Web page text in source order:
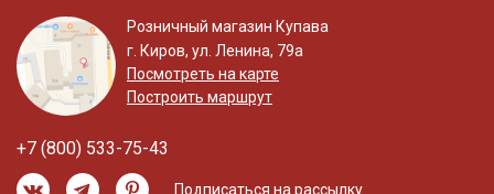
Розничный магазин Купава
г. Киров, ул. Ленина, 79а
Посмотреть на карте
Построить маршрут
+7 (800) 533-75-43
Подписаться на рассылку